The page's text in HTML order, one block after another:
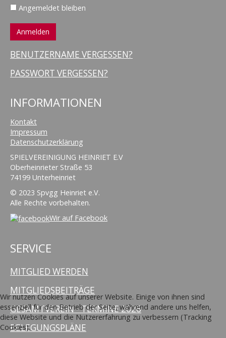
Angemeldet bleiben
BENUTZERNAME VERGESSEN?
PASSWORT VERGESSEN?
INFORMATIONEN
Kontakt
Impressum
Datenschutzerklärung
SPIELVEREINIGUNG HEINRIET E.V
Oberheinrieter Straße 53
74199 Unterheinriet
© 2023 Spvgg Heinriet e.V.
Alle Rechte vorbehalten.
Wir auf Facebook
SERVICE
MITGLIED WERDEN
MITGLIEDSBEITRÄGE
GESAMTVEREIN - TERMINE 2026
BELEGUNGSPLÄNE
Wir nutzen Cookies auf unserer Website. Einige von ihnen sind
essenziell für den Betrieb der Seite, während andere uns helfen,
diese Website und die Nutzererfahrung zu verbessern (Tracking
Cookies).